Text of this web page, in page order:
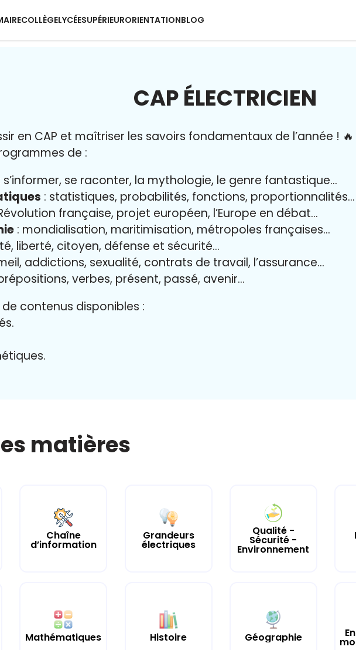
COLLÈGELYCÉESUPÉRIEURORIENTATIONBLOG
CAP ÉLECTRICIEN
en CAP et maîtriser les savoirs fondamentaux de l’année ! 🔥
de :
s’informer, se raconter, la mythologie, le genre fantastique…
: statistiques, probabilités, fonctions, proportionnalités…
française, projet européen, l’Europe en débat…
: mondialisation, maritimisation, métropoles françaises…
liberté, citoyen, défense et sécurité…
addictions, sexualité, contrats de travail, l’assurance…
verbes, présent, passé, avenir…
contenus disponibles :
matières
Chaîne
d’information
Grandeurs
électriques
Qualité -
Sécurité -
Environnement
Mathématiques Histoire Géographie